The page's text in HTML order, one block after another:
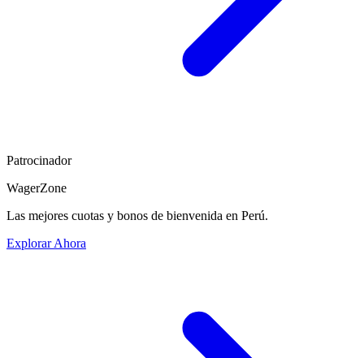
Patrocinador
WagerZone
Las mejores cuotas y bonos de bienvenida en Perú.
Explorar Ahora